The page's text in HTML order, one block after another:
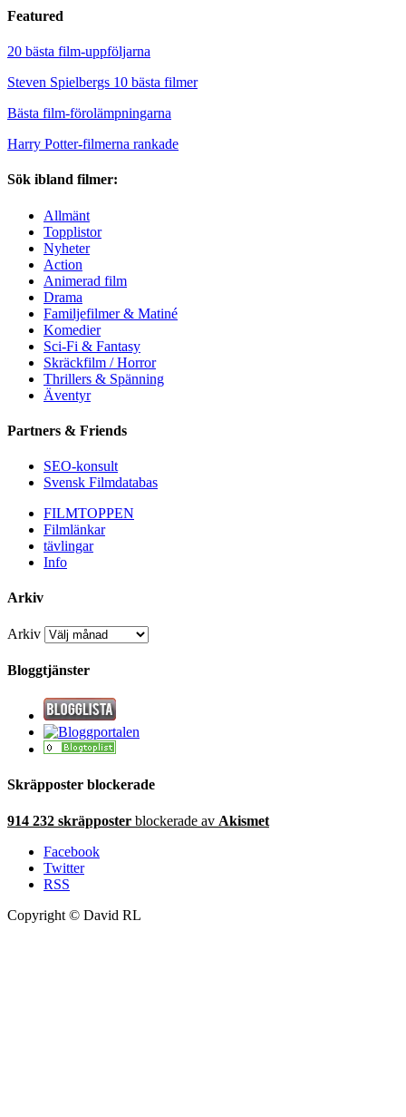
Featured
20 bästa film-uppföljarna
Steven Spielbergs 10 bästa filmer
Bästa film-förolämpningarna
Harry Potter-filmerna rankade
Sök ibland filmer:
Allmänt
Topplistor
Nyheter
Action
Animerad film
Drama
Familjefilmer & Matiné
Komedier
Sci-Fi & Fantasy
Skräckfilm / Horror
Thrillers & Spänning
Äventyr
Partners & Friends
SEO-konsult
Svensk Filmdatabas
FILMTOPPEN
Filmlänkar
tävlingar
Info
Arkiv
Arkiv
Bloggtjänster
Skräpposter blockerade
914 232 skräpposter blockerade av Akismet
Facebook
Twitter
RSS
Copyright © David RL